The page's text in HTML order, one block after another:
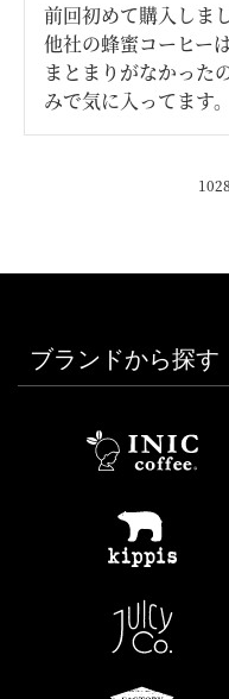
前回初めて購入しまし
他社の蜂蜜コーヒー
まとまりがなかった
みで気に入ってます。
1028
ブランドから探す